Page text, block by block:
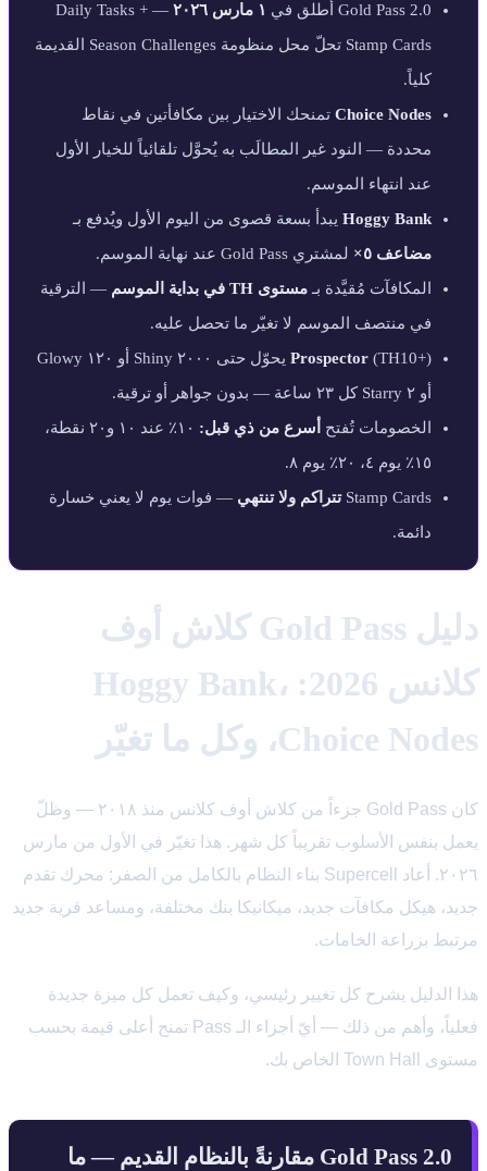
Gold Pass 2.0 أُطلق في ١ مارس ٢٠٢٦
— Daily Tasks +
Stamp Cards تحلّ محل منظومة Season Challenges القديمة
كلياً.
Choice Nodes تمنحك الاختيار بين مكافأتين في نقاط
محددة — النود غير المطالَب به يُحوَّل تلقائياً للخيار الأول
عند انتهاء الموسم.
Hoggy Bank يبدأ بسعة قصوى من اليوم الأول ويُدفع بـ
مضاعف ٥×
لمشتري Gold Pass عند نهاية الموسم.
المكافآت مُقيَّدة بـ مستوى TH في بداية الموسم
— الترقية
في منتصف الموسم لا تغيّر ما تحصل عليه.
Prospector
(TH10+) يحوّل حتى ٢٠٠٠ Shiny أو ١٢٠ Glowy
أو ٢ Starry كل ٢٣ ساعة — بدون جواهر أو ترقية.
الخصومات تُفتح
أسرع من ذي قبل:
١٠٪ عند ١٠ و٢٠ نقطة،
١٥٪ يوم ٤، ٢٠٪ يوم ٨.
Stamp Cards تتراكم ولا تنتهي — فوات يوم لا يعني خسارة
دائمة.
دليل Gold Pass كلاش أوف
كلانس 2026: Hoggy Bank،
Choice Nodes، وكل ما تغيّر
كان Gold Pass جزءاً من كلاش أوف كلانس منذ ٢٠١٨ — وظلّ
يعمل بنفس الأسلوب تقريباً كل شهر. هذا تغيّر في الأول من مارس
٢٠٢٦. أعاد Supercell بناء النظام بالكامل من الصفر: محرك تقدم
جديد، هيكل مكافآت جديد، ميكانيكا بنك مختلفة، ومساعد قرية جديد
مرتبط بزراعة الخامات.
هذا الدليل يشرح كل تغيير رئيسي، وكيف تعمل كل ميزة جديدة
فعلياً، وأهم من ذلك — أيّ أجزاء الـ Pass تمنح أعلى قيمة بحسب
مستوى Town Hall الخاص بك.
Gold Pass 2.0 مقارنةً بالنظام القديم — ما